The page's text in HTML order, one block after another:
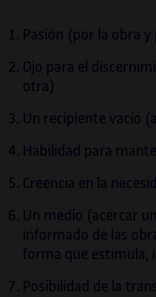
Pasión (por la obra
Ojo para el
otra)
Un recipiente vacío
Habilidad para
Creencia en la
Un medio (acercar
informado de las
forma que estimula,
Posibilidad de la